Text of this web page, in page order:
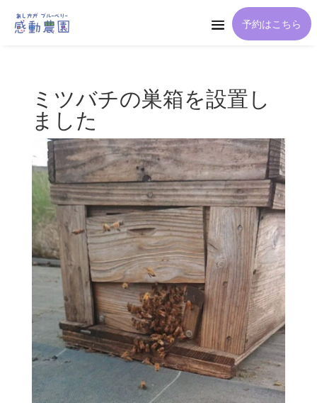
予約はこちら
ミツバチの巣箱を設置し
ました